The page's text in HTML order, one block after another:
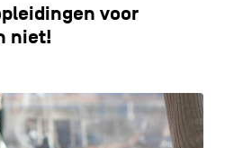
voor
niet!